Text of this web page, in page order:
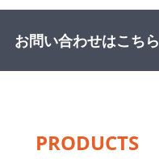
お問い合わせはこちら
PRODUCTS